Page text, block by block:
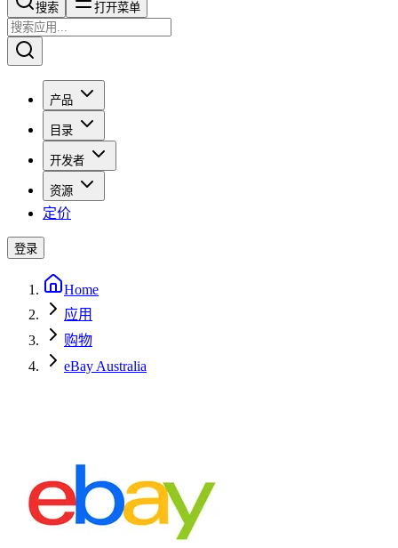
搜索​​​​ 打开菜单
产品
目录
开发者
资源
定价
登录
Home
应用
购物
eBay Australia